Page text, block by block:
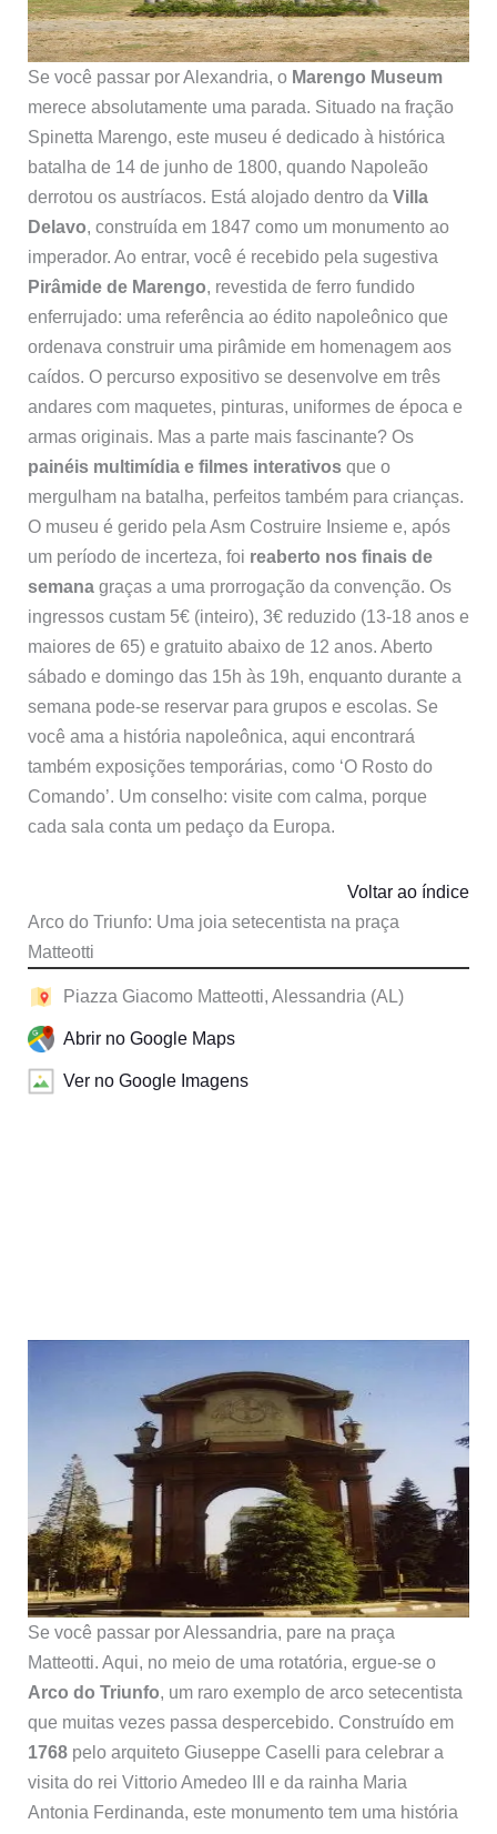
Se você passar por Alexandria, o Marengo Museum
merece absolutamente uma parada. Situado na fração
Spinetta Marengo, este museu é dedicado à histórica
batalha de 14 de junho de 1800, quando Napoleão
derrotou os austríacos. Está alojado dentro da Villa
Delavo, construída em 1847 como um monumento ao
imperador. Ao entrar, você é recebido pela sugestiva
Pirâmide de Marengo, revestida de ferro fundido
enferrujado: uma referência ao édito napoleônico que
ordenava construir uma pirâmide em homenagem aos
caídos. O percurso expositivo se desenvolve em três
andares com maquetes, pinturas, uniformes de época e
armas originais. Mas a parte mais fascinante? Os
painéis multimídia e filmes interativosque o
mergulham na batalha, perfeitos também para crianças.
O museu é gerido pela Asm Costruire Insieme e, após
um período de incerteza, foi reaberto nos finais de
semanagraças a uma prorrogação da convenção. Os
ingressos custam 5€ (inteiro), 3€ reduzido (13-18 anos e
maiores de 65) e gratuito abaixo de 12 anos. Aberto
sábado e domingo das 15h às 19h, enquanto durante a
semana pode-se reservar para grupos e escolas. Se
você ama a história napoleônica, aqui encontrará
também exposições temporárias, como ‘O Rosto do
Comando’. Um conselho: visite com calma, porque
cada sala conta um pedaço da Europa.
Arco do Triunfo: Uma joia setecentista na praça
Matteotti
Voltar ao índice
Piazza Giacomo Matteotti, Alessandria (AL)
Abrir no Google Maps
Ver no Google Imagens
Se você passar por Alessandria, pare na praça
Matteotti. Aqui, no meio de uma rotatória, ergue-se o
Arco do Triunfo, um raro exemplo de arco setecentista
que muitas vezes passa despercebido. Construído em
1768pelo arquiteto Giuseppe Caselli para celebrar a
visita do rei Vittorio Amedeo III e da rainha Maria
Antonia Ferdinanda, este monumento tem uma história